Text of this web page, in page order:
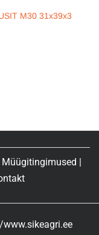
M30 31x39x3
Müügitingimused